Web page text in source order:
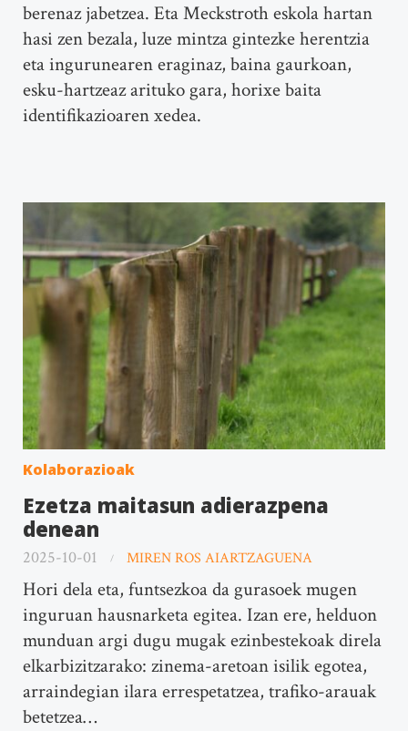
berenaz jabetzea. Eta Meckstroth eskola hartan
hasi zen bezala, luze mintza gintezke herentzia
eta ingurunearen eraginaz, baina gaurkoan,
esku-hartzeaz arituko gara, horixe baita
identifikazioaren xedea.
Kolaborazioak
Ezetza maitasun adierazpena
denean
2025-10-01 MIREN ROS AIARTZAGUENA
Hori dela eta, funtsezkoa da gurasoek mugen
inguruan hausnarketa egitea. Izan ere, helduon
munduan argi dugu mugak ezinbestekoak direla
elkarbizitzarako: zinema-aretoan isilik egotea,
arraindegian ilara errespetatzea, trafiko-arauak
betetzea…